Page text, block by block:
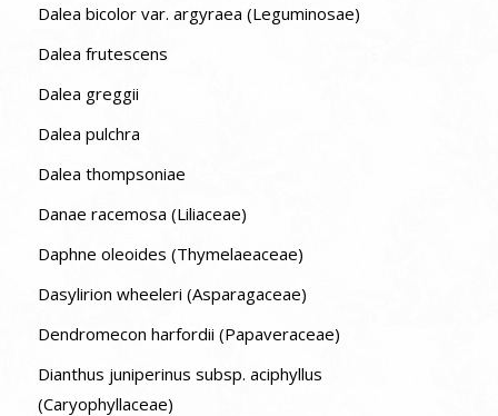
Dalea bicolor var. argyraea (Leguminosae)
Dalea frutescens
Dalea greggii
Dalea pulchra
Dalea thompsoniae
Danae racemosa (Liliaceae)
Daphne oleoides (Thymelaeaceae)
Dasylirion wheeleri (Asparagaceae)
Dendromecon harfordii (Papaveraceae)
Dianthus juniperinus subsp. aciphyllus
(Caryophyllaceae)